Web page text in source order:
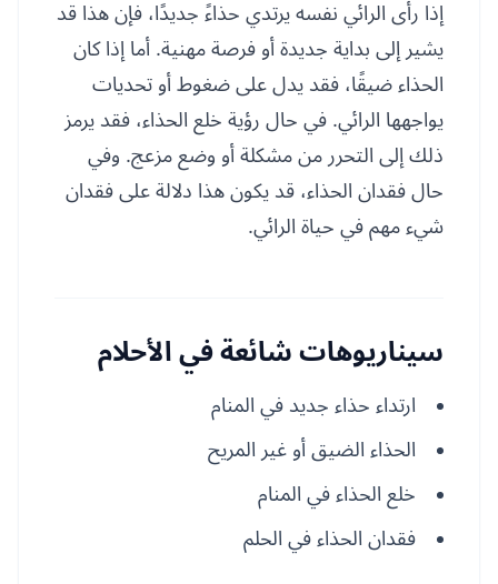
إذا رأى الرائي نفسه يرتدي حذاءً جديدًا، فإن هذا قد
يشير إلى بداية جديدة أو فرصة مهنية. أما إذا كان
الحذاء ضيقًا، فقد يدل على ضغوط أو تحديات
يواجهها الرائي. في حال رؤية خلع الحذاء، فقد يرمز
ذلك إلى التحرر من مشكلة أو وضع مزعج. وفي
حال فقدان الحذاء، قد يكون هذا دلالة على فقدان
شيء مهم في حياة الرائي.
سيناريوهات شائعة في الأحلام
ارتداء حذاء جديد في المنام
الحذاء الضيق أو غير المريح
خلع الحذاء في المنام
فقدان الحذاء في الحلم